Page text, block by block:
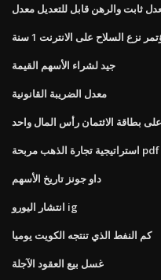
ثابت والرهن قابل للتعديل معدل
نزع السلاح على الانترنت 1 سنة
جيد لشراء الأسهم القيمة
معدل الضريبة القانونية
بطاقة الائتمان رأس المال واحد
استراتيجية تجارة الذهب مربحة pdf
داو جونز تاريخ الأسهم
انتشار اليورو ig
كم النفط الذي تنتجه الكويت يوميا
غسل بيع العقود الآجلة